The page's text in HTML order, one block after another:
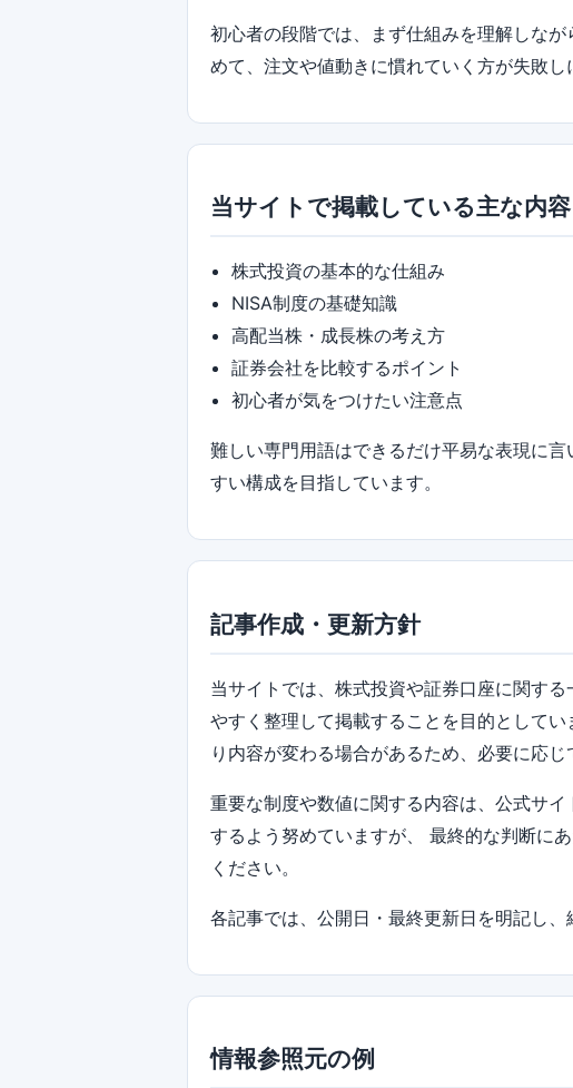
初心者の段階では、まず仕組みを理解しな
めて、注文や値動きに慣れていく方が失敗し
当サイトで掲載している主な内容
株式投資の基本的な仕組み
NISA制度の基礎知識
高配当株・成長株の考え方
証券会社を比較するポイント
初心者が気をつけたい注意点
難しい専門用語はできるだけ平易な表現に
すい構成を目指しています。
記事作成・更新方針
当サイトでは、株式投資や証券口座に関す
やすく整理して掲載することを目的として
り内容が変わる場合があるため、必要に応じ
重要な制度や数値に関する内容は、公式サ
するよう努めていますが、 最終的な判断に
ください。
各記事では、公開日・最終更新日を明記し、
情報参照元の例